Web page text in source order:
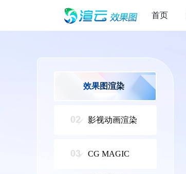
首页
效果图渲染
影视动画渲染
CG MAGIC